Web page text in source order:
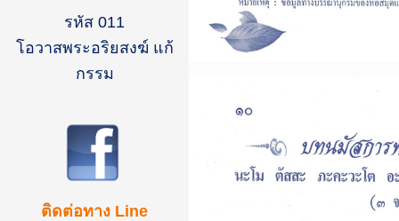
รหัส 011
โอวาสพระอริยสงฆ์ แก้
กรรม
ติดต่อทาง Line